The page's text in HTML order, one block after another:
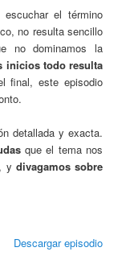
escuchar el término
no resulta sencillo
no dominamos la
inicios todo resulta
final, este episodio
detallada y exacta.
que el tema nos
y divagamos sobre
Descargar episodio